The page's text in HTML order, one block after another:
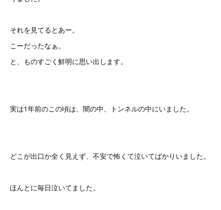
それを見てるとあー。
こーだったなぁ。
と、ものすごく鮮明に思い出します。
実は1年前のこの頃は、闇の中、トンネルの中にいました。
どこが出口か全く見えず、不安で怖くて泣いてばかりいました。
ほんとに毎日泣いてました。